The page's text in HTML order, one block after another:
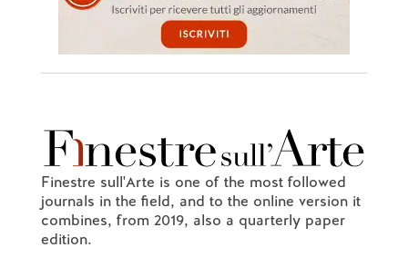
Finestre sull'Arte is one of the most followed
journals in the field, and to the online version it
combines, from 2019, also a quarterly paper
edition.